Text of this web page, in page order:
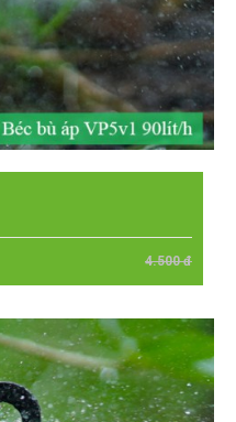
4.500 đ